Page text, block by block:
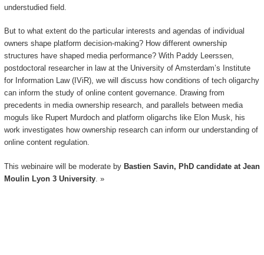
understudied field.
But to what extent do the particular interests and agendas of individual
owners shape platform decision-making? How different ownership
structures have shaped media performance? With Paddy Leerssen,
postdoctoral researcher in law at the University of Amsterdam’s Institute
for Information Law (IViR), we will discuss how conditions of tech oligarchy
can inform the study of online content governance. Drawing from
precedents in media ownership research, and parallels between media
moguls like Rupert Murdoch and platform oligarchs like Elon Musk, his
work investigates how ownership research can inform our understanding of
online content regulation.
This webinaire will be moderate by Bastien Savin, PhD candidate at Jean
Moulin Lyon 3 University. »